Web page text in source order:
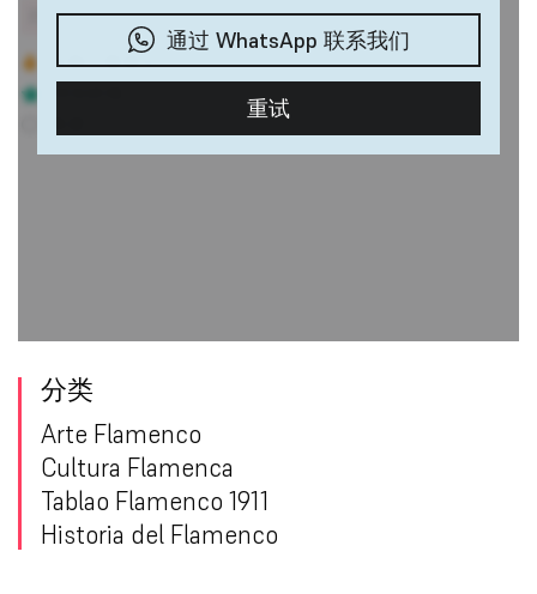
分类
Arte Flamenco
Cultura Flamenca
Tablao Flamenco 1911
Historia del Flamenco